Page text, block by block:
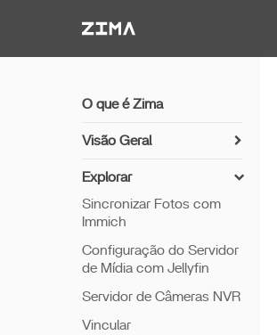
O que é Zima
Visão Geral
Comece a usar
Recursos
Acesso Remoto
Explorar
Sincronizar Fotos com
Immich
Configuração do Servidor
de Mídia com Jellyfin
Servidor de Câmeras NVR
Vincular